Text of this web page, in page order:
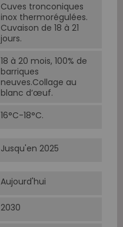
Cuves tronconiques
inox thermorégulées.
Cuvaison de 18 à 21
jours.
18 à 20 mois, 100% de
barriques
neuves.Collage au
blanc d’œuf.
16°C-18°C.
Jusqu'en 2025
Aujourd'hui
2030